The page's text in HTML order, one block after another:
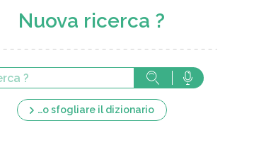
Nuova ricerca ?
…o sfogliare il dizionario